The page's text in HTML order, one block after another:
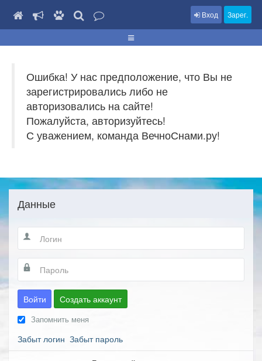
Вход Зарег.
Ошибка! У нас предположение, что Вы не
зарегистрировались либо не
авторизовались на сайте!
Пожалуйста, авторизуйтесь!
С уважением, команда ВечноСнами.ру!
Данные
Войти Создать аккаунт
Запомнить меня
Забыт логин Забыт пароль